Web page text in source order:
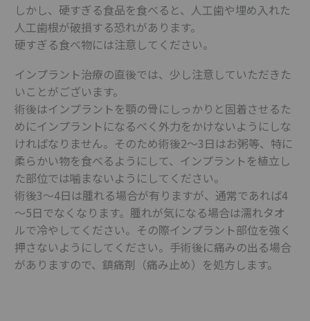
しかし、硬すぎる食品を食べると、人工歯や埋め入れた
人工歯根が破損する恐れがあります。
硬すぎる食べ物には注意してください。
インプラント治療の直後では、少し注意していただきた
いことがございます。
術後はインプラントを顎の骨にしっかりと固着させるた
めにインプラントになるべく外力をかけないようにしな
ければなりません。そのため術後2～3日はお粥等、特に
柔らかい物を食べるようにして、インプラントを植立し
た部位では噛まないようにしてください。
術後3～4日は腫れる場合が有りますが、通常であれば4
～5日でなくなります。腫れが気になる場合は濡れタオ
ルで冷やしてください。その際インプラント部位を強く
押さないようにしてください。手術後に痛みの出る場合
がありますので、鎮痛剤（痛み止め）を処方します。